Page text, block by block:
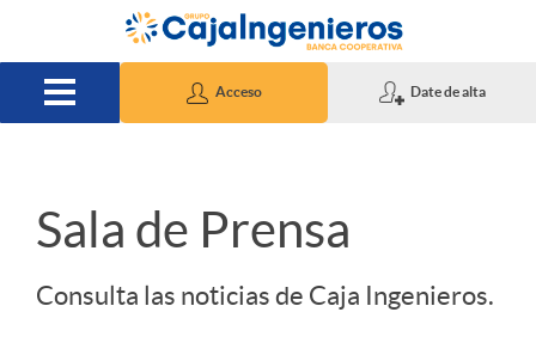
Saltar al contenido principal
Acceso Date de alta
S
Sala de Prensa
Consulta las noticias de Caja Ingenieros.